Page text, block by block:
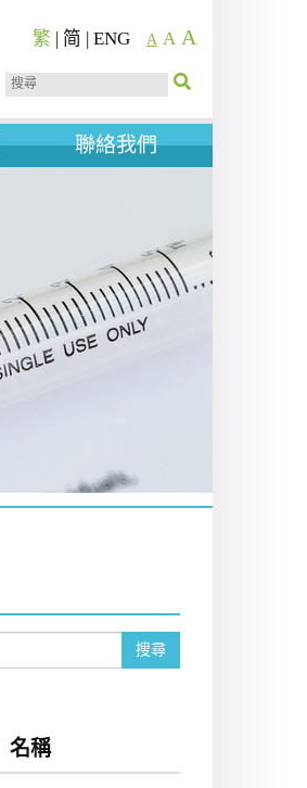
繁 | 简 | ENG A A A
聯絡我們
搜尋
名稱